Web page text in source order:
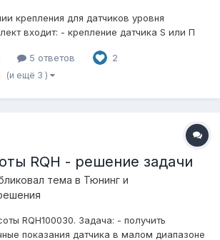
крепления для датчиков уровня
входит: - крепление датчика S или П
1шт; - винт крепления штанги 1шт; -
1шт. Цена одного комплекта $15.
5 ответов 2
(и ещё 3 )
RQH - решение задачи
тема в Тюнинг и
RQH100030. Задача: - получить
показания датчика в малом диапазоне